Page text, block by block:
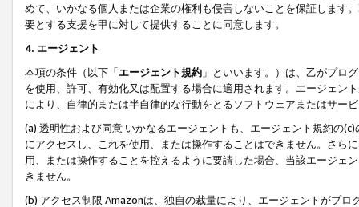
めて、いかなる個人または企業の権利も侵害しないことを保証します
要とする支援を甲に対して提供することに同意します。
4. エージェント
本項の条件（以下「エージェント規約 」といいます。）は、乙がプロ
を使用、許可、有効化又は配置する場合に適用されます。エージェン
により、自律的または半自律的な行動をとるソフトウェアまたはサー
(a) 透明性および同意 いかなるエージェントも、エージェント規約の
にアクセスし、これを使用、または操作することはできません。さら
用、または操作することを控えるように要請した場合、当該エージェ
きません。
(b) アクセス制限 Amazonは、独自の裁量により、エージェントがプ